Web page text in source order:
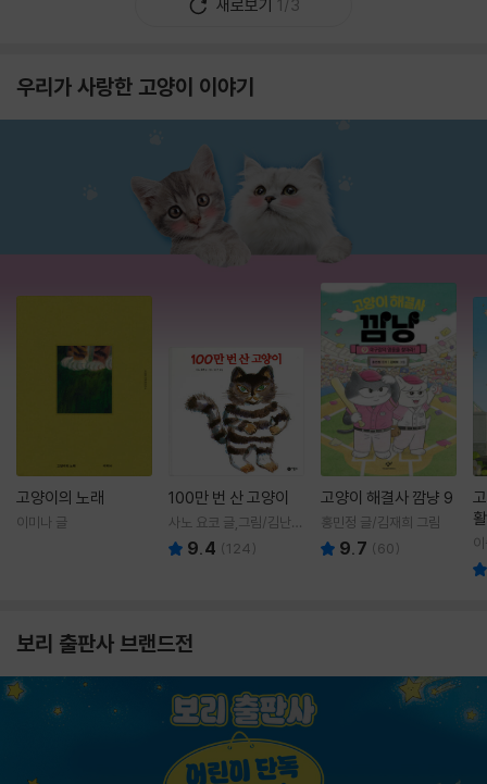
새로보기 1/3
우리가 사랑한 고양이 이야기
고양이의 노래
이미나 글
100만 번 산 고양이
사노 요코 글,그림/김난주
역 9.4 (124)
고양이 해결사 깜냥 9
홍민정 글/김재희 그림
9.7 (60)
보리 출판사 브랜드전